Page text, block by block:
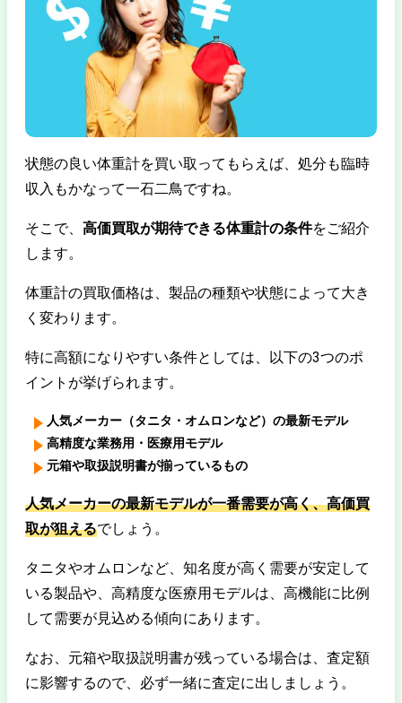
状態の良い体重計を買い取ってもらえば、処分も臨時
収入もかなって一石二鳥ですね。
そこで、 高価買取が期待できる体重計の条件をご紹介
します。
体重計の買取価格は、製品の種類や状態によって大き
く変わります。
特に高額になりやすい条件としては、以下の3つのポ
イントが挙げられます。
人気メーカー（タニタ・オムロンなど）の最新モデル
高精度な業務用・医療用モデル
元箱や取扱説明書が揃っているもの
人気メーカーの最新モデルが一番需要が高く、高価買
取が狙えるでしょう。
タニタやオムロンなど、知名度が高く需要が安定して
いる製品や、高精度な医療用モデルは、高機能に比例
して需要が見込める傾向にあります。
なお、元箱や取扱説明書が残っている場合は、査定額
に影響するので、必ず一緒に査定に出しましょう。